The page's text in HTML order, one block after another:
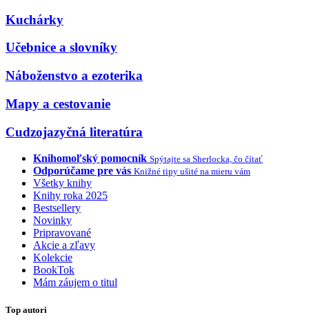
Kuchárky
Učebnice a slovníky
Náboženstvo a ezoterika
Mapy a cestovanie
Cudzojazyčná literatúra
Knihomoľský pomocník Spýtajte sa Sherlocka, čo čítať
Odporúčame pre vás Knižné tipy ušité na mieru vám
Všetky knihy
Knihy roka 2025
Bestsellery
Novinky
Pripravované
Akcie a zľavy
Kolekcie
BookTok
Mám záujem o titul
Top autori